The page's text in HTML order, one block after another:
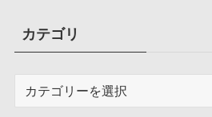
ブカテゴリ